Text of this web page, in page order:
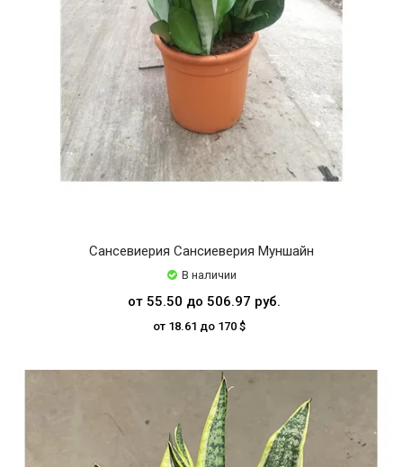
Сансевиерия Сансиеверия Муншайн
В наличии
от 55.50 до 506.97 руб.
от 18.61 до 170 $